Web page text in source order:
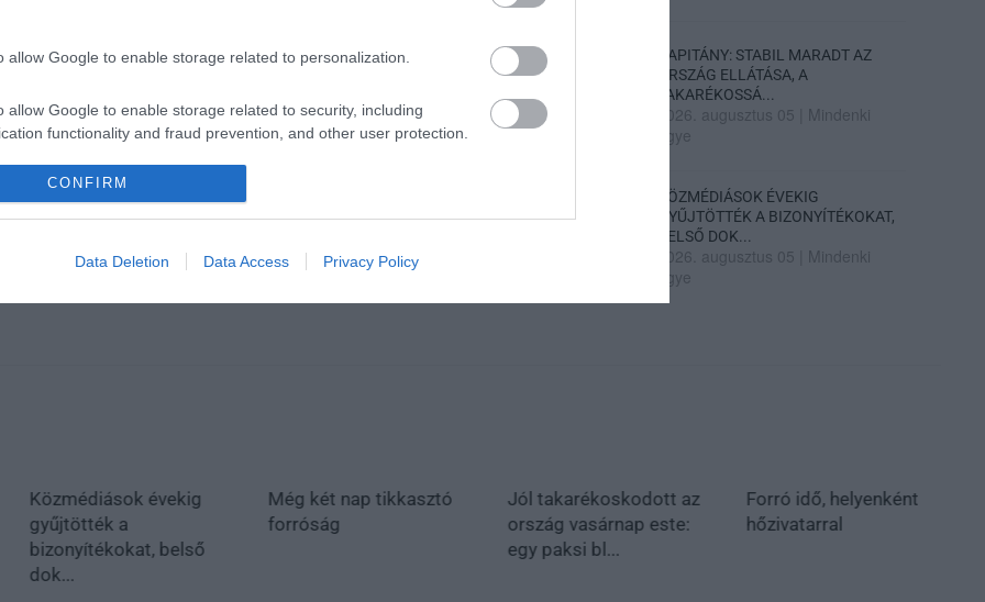
allow Google to enable storage related to personalization.
allow Google to enable storage related to security, including
functionality and fraud prevention, and other user protection.
CONFIRM
Data Deletion Data Access Privacy Policy
az EGRI ÜGYEK Google Hírek oldalán!
KAPITÁNY: STABIL MARADT AZ
ORSZÁG ELLÁTÁSA, A
TAKARÉKOSSÁ...
2026. augusztus 05
Mindenki
ügye
KÖZMÉDIÁSOK ÉVEKIG
GYŰJTÖTTÉK A BIZONYÍTÉKOKAT,
BELSŐ DOK...
2026. augusztus 05
Mindenki
ügye
Közmédiások évekig
gyűjtötték a
bizonyítékokat, belső
dok...
Még két nap tikkasztó
forróság
Jól takarékoskodott az
ország vasárnap este:
egy paksi bl...
Forró idő, helyenként
hőzivatarral